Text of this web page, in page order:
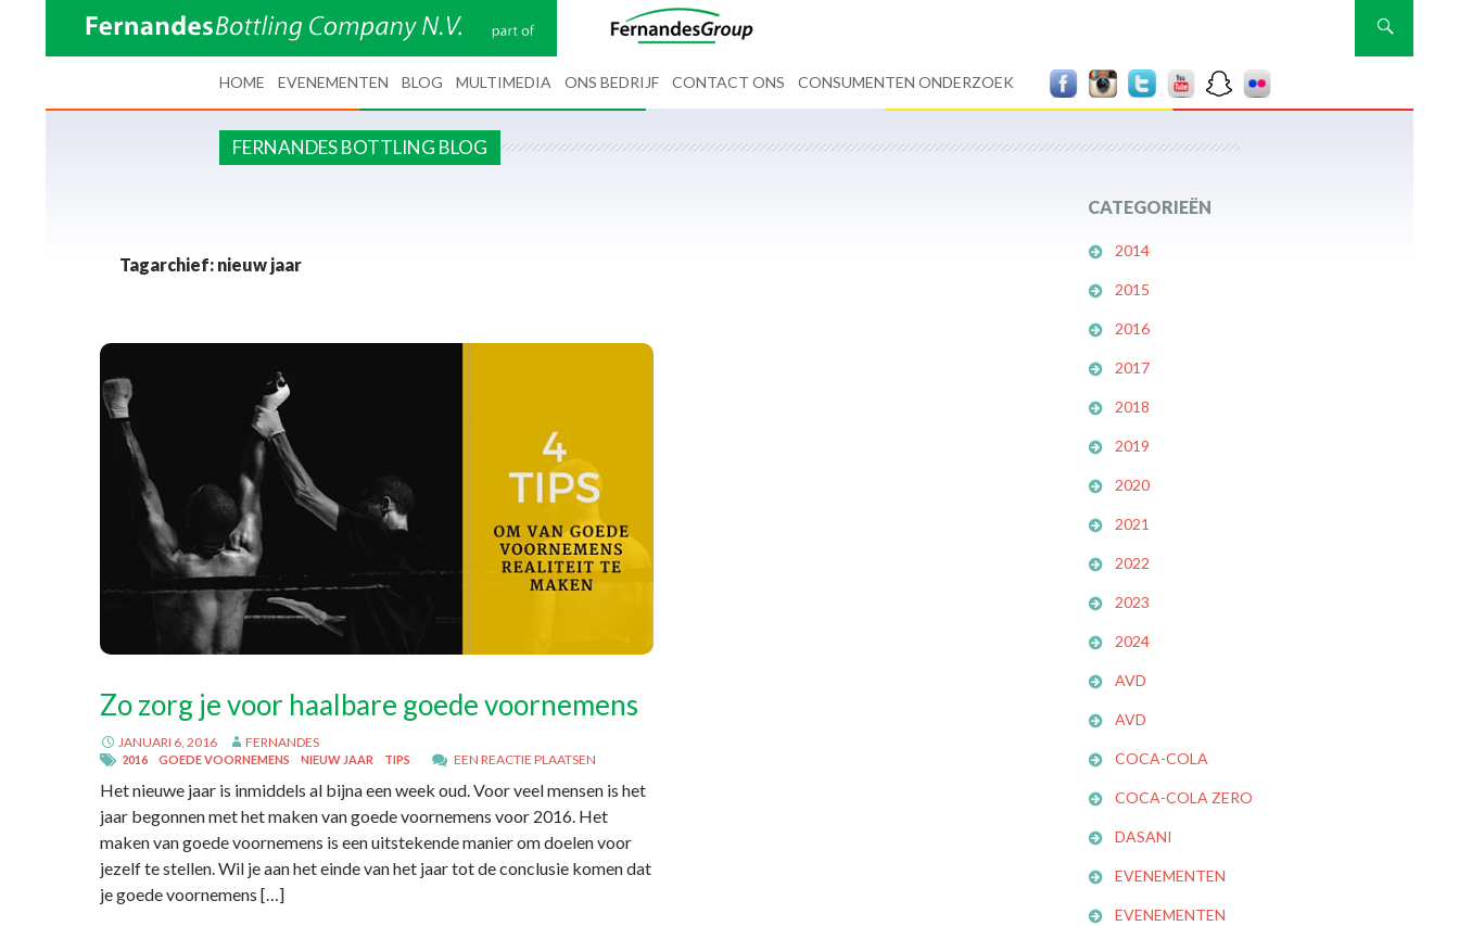
Zoeken
HOME EVENEMENTEN BLOG MULTIMEDIA ONS BEDRIJF CONTACT ONS CONSUMENTEN ONDERZOEK
FERNANDES BOTTLING BLOG
Tagarchief: nieuw jaar
Zo zorg je voor haalbare goede voornemens
JANUARI 6, 2016 FERNANDES
2016 GOEDE VOORNEMENS NIEUW JAAR TIPS EEN REACTIE PLAATSEN
Het nieuwe jaar is inmiddels al bijna een week oud. Voor veel mensen is het
jaar begonnen met het maken van goede voornemens voor 2016. Het
maken van goede voornemens is een uitstekende manier om doelen voor
jezelf te stellen. Wil je aan het einde van het jaar tot de conclusie komen dat
je goede voornemens […]
CATEGORIEËN
2014
2015
2016
2017
2018
2019
2020
2021
2022
2023
2024
AVD
AVD
COCA-COLA
COCA-COLA ZERO
DASANI
EVENEMENTEN
EVENEMENTEN